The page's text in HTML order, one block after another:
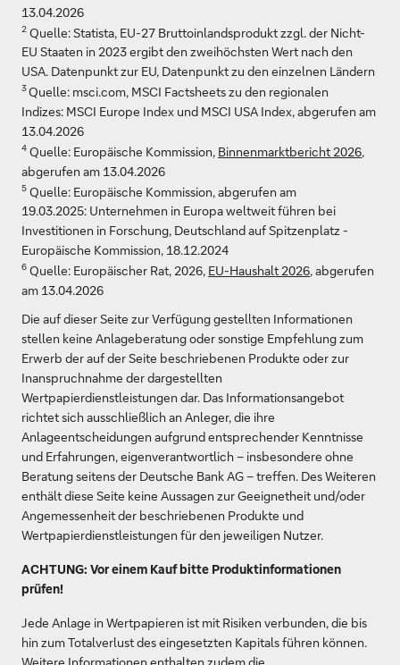
13.04.2026
2 Quelle: Statista, EU-27 Bruttoinlandsprodukt zzgl. der Nicht-
EU Staaten in 2023 ergibt den zweihöchsten Wert nach den
USA. Datenpunkt zur EU, Datenpunkt zu den einzelnen Ländern
3Quelle: msci.com, MSCI Factsheets zu den regionalen
Indizes: MSCI Europe Index und MSCI USA Index, abgerufen am
13.04.2026
4 Quelle: Europäische Kommission, Binnenmarktbericht 2026,
abgerufen am 13.04.2026
5 Quelle: Europäische Kommission, abgerufen am
19.03.2025: Unternehmen in Europa weltweit führen bei
Investitionen in Forschung, Deutschland auf Spitzenplatz -
Europäische Kommission, 18.12.2024
6 Quelle: Europäischer Rat, 2026, EU-Haushalt 2026, abgerufen
am 13.04.2026
Die auf dieser Seite zur Verfügung gestellten Informationen
stellen keine Anlageberatung oder sonstige Empfehlung zum
Erwerb der auf der Seite beschriebenen Produkte oder zur
Inanspruchnahme der dargestellten
Wertpapierdienstleistungen dar. Das Informationsangebot
richtet sich ausschließlich an Anleger, die ihre
Anlageentscheidungen aufgrund entsprechender Kenntnisse
und Erfahrungen, eigenverantwortlich – insbesondere ohne
Beratung seitens der Deutsche Bank AG – treffen. Des Weiteren
enthält diese Seite keine Aussagen zur Geeignetheit und/oder
Angemessenheit der beschriebenen Produkte und
Wertpapierdienstleistungen für den jeweiligen Nutzer.
ACHTUNG: Vor einem Kauf bitte Produktinformationen
prüfen!
Jede Anlage in Wertpapieren ist mit Risiken verbunden, die bis
hin zum Totalverlust des eingesetzten Kapitals führen können.